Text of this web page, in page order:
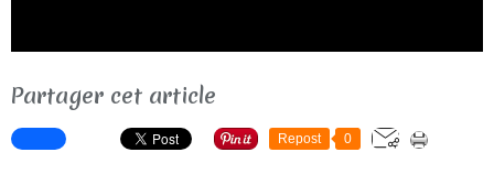
Partager cet article
Repost 0